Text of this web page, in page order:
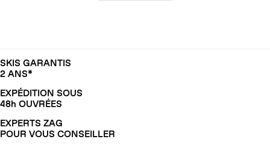
SKIS GARANTIS
2 ANS*
EXPÉDITION SOUS
48h OUVRÉES
EXPERTS ZAG
POUR VOUS CONSEILLER